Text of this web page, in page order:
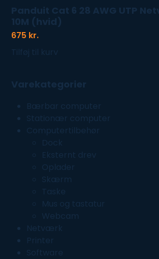
Panduit Cat 6 28 AWG UTP
10M (hvid)
675 kr.
Tilføj til kurv
Varekategorier
Bærbar computer
Stationær computer
Computertilbehør
Dock
Eksternt drev
Oplader
Skærm
Taske
Mus og tastatur
Webcam
Netværk
Printer
Software